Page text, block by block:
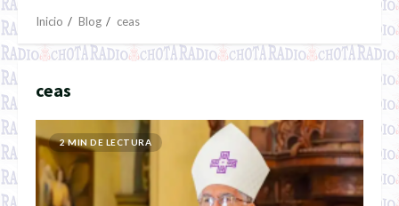
Inicio Blog ceas
ceas
2 MIN DE LECTURA